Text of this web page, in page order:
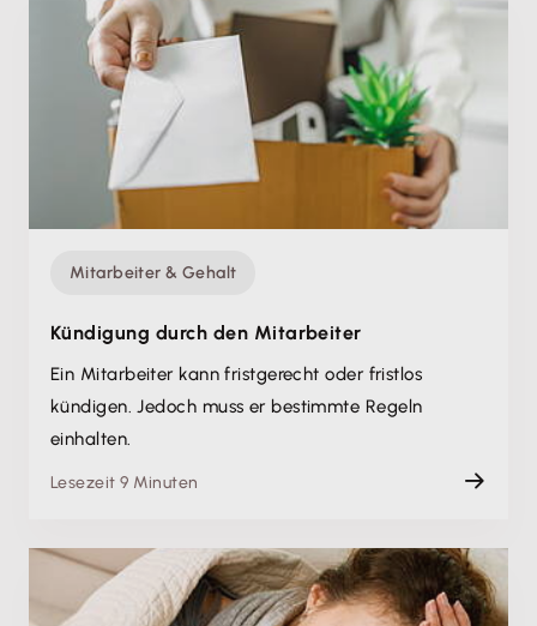
Mitarbeiter & Gehalt
Kündigung durch den Mitarbeiter
Ein Mitarbeiter kann fristgerecht oder fristlos
kündigen. Jedoch muss er bestimmte Regeln
einhalten.
Lesezeit 9 Minuten